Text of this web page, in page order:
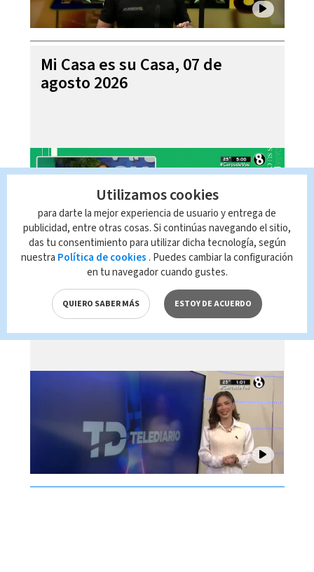
Mi Casa es su Casa, 07 de
agosto 2026
Telediario En Directo con Paula
Brenes, 07 de agosto 2026
Utilizamos cookies
para darte la mejor experiencia de usuario y entrega de
publicidad, entre otras cosas. Si continúas navegando el sitio,
das tu consentimiento para utilizar dicha tecnología, según
nuestra Política de cookies . Puedes cambiar la configuración
en tu navegador cuando gustes.
QUIERO SABER MÁS ESTOY DE ACUERDO